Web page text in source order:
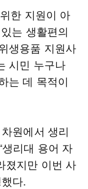
한 지원이 아
는 생활편의
생용품 지원사
시민 누구나
는 데 목적이
원에서 생리
리대 용어 자
졌지만 이번 사
다.